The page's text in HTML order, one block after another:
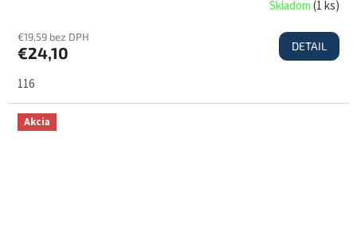
Skladom(1 ks)
€19,59 bez DPH
€24,10 DETAIL
116
Akcia